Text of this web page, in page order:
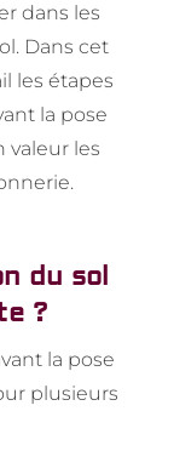
dans les
Dans cet
les étapes
la pose
valeur les
du sol
?
la pose
plusieurs